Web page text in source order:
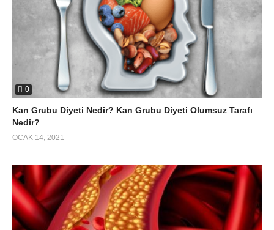
0
Kan Grubu Diyeti Nedir? Kan Grubu Diyeti Olumsuz Tarafı
Nedir?
OCAK 14, 2021